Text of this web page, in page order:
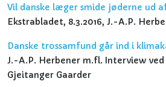
Vil danske læger smide jøderne ud
Ekstrabladet, 8.3.2016, J.-A.P.
Danske trossamfund går ind i
J.-A.P. Herbener m.fl. Interview
Gjeitanger Gaarder